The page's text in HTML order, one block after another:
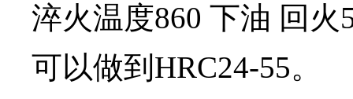
淬火温度860 下油 回火
可以做到HRC24-55。